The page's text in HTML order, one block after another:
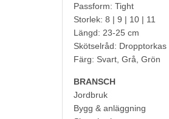
Passform: Tight
Storlek: 8 | 9 | 10 | 11
Längd: 23-25 cm
Skötselråd: Dropptorkas
Färg: Svart, Grå, Grön
BRANSCH
Jordbruk
Bygg & anläggning